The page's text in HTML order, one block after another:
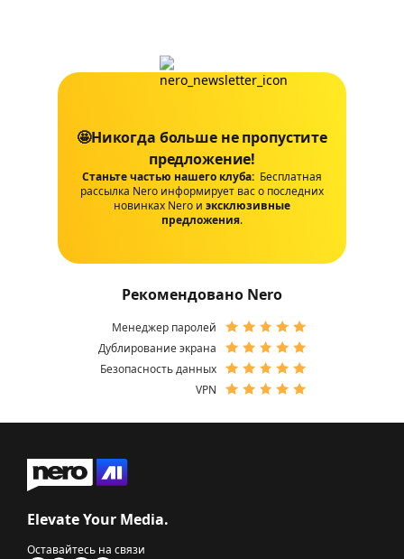
🤩Никогда больше не пропустите
предложение!
Станьте частью нашего клуба: Бесплатная
рассылка Nero информирует вас о последних
новинках Nero и эксклюзивные
предложения.
Рекомендовано Nero
Менеджер паролей
Дублирование экрана
Безопасность данных
VPN
Elevate Your Media.
Оставайтесь на связи